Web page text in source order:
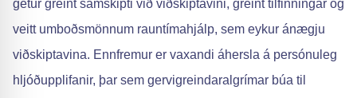
getur greint samskipti við viðskiptavini, greint tilfinningar og
veitt umboðsmönnum rauntímahjálp, sem eykur ánægju
viðskiptavina. Ennfremur er vaxandi áhersla á persónuleg
hljóðupplifanir, þar sem gervigreindaralgrímar búa til